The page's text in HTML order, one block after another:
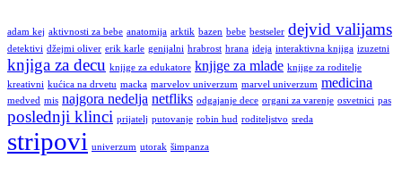
adam kej aktivnosti za bebe anatomija arktik bazen bebe bestseler dejvid valijams
detektivi džejmi oliver erik karle genijalni hrabrost hrana ideja interaktivna knjiga izuzetni
knjiga za decu knjige za edukatore knjige za mlade knjige za roditelje
kreativni kućica na drvetu macka marvelov univerzum marvel univerzum medicina
medved mis najgora nedelja netfliks odgajanje dece organi za varenje osvetnici pas
poslednji klinci prijatelj putovanje robin hud roditeljstvo sreda
stripovi univerzum utorak šimpanza